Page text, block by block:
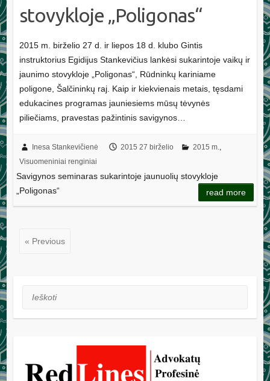
stovykloje „Poligonas“
2015 m. birželio 27 d. ir liepos 18 d. klubo Gintis
instruktorius Egidijus Stankevičius lankėsi sukarintoje vaikų ir
jaunimo stovykloje „Poligonas“, Rūdninkų kariniame
poligone, Šalčininkų raj. Kaip ir kiekvienais metais, tęsdami
edukacines programas jauniesiems mūsų tėvynės
piliečiams, pravestas pažintinis savigynos…
Inesa Stankevičienė 2015 27 birželio 2015 m.,
Visuomeniniai renginiai
Savigynos seminaras sukarintoje jaunuolių stovykloje
„Poligonas“
read more
« Previous
Ieškoti